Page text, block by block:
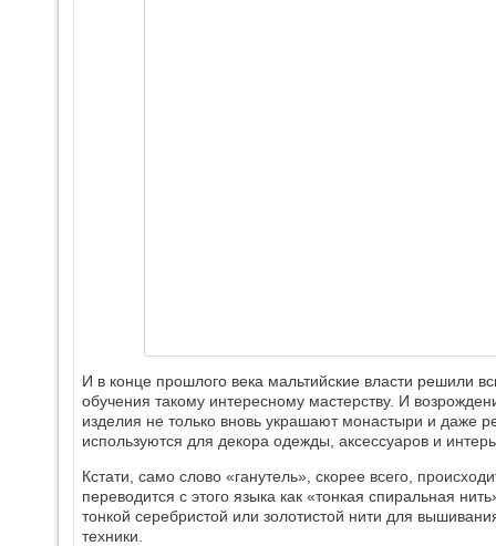
И в конце прошлого века мальтийские власти решили
обучения такому интересному мастерству. И
изделия не только вновь украшают монастыри и даже
используются для декора одежды, аксессуаров и
Кстати, само слово «ганутель», скорее всего,
переводится с этого языка как «тонкая спиральная
тонкой серебристой или золотистой нити для
техники.